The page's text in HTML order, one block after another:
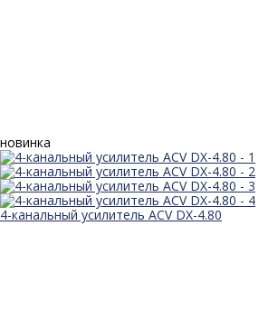
новинка
4-канальный усилитель ACV DX-4.80